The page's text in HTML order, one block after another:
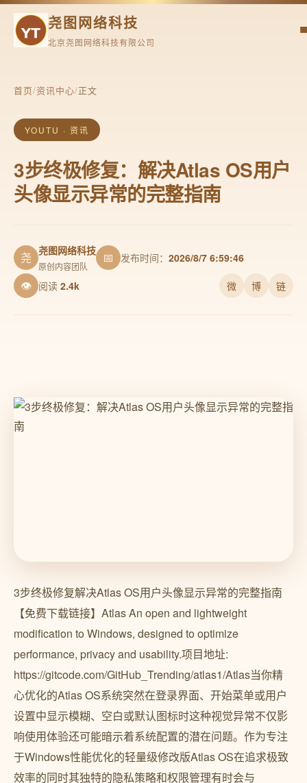
尧图网络科技
北京尧图网络科技有限公司
首页/资讯中心/正文
YOUTU · 资讯
3步终极修复：解决Atlas OS用户
头像显示异常的完整指南
尧 尧图网络科技
原创内容团队
📅 发布时间： 2026/8/7 6:59:46
👁 阅读 2.4k 微 博 链
3步终极修复解决Atlas OS用户头像显示异常的完整指南
【免费下载链接】Atlas An open and lightweight
modification to Windows, designed to optimize
performance, privacy and usability.项目地址:
https://gitcode.com/GitHub_Trending/atlas1/Atlas当你精
心优化的Atlas OS系统突然在登录界面、开始菜单或用户
设置中显示模糊、空白或默认图标时这种视觉异常不仅影
响使用体验还可能暗示着系统配置的潜在问题。作为专注
于Windows性能优化的轻量级修改版Atlas OS在追求极致
效率的同时其独特的隐私策略和权限管理有时会与